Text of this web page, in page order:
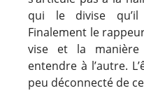
qui le divise
Finalement le
vise et la
entendre à l’autre.
peu déconnecté de